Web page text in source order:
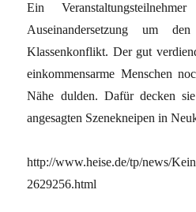
Ein
Auseinandersetzung um
Klassenkonflikt. Der gut
einkommensarme Menschen
Nähe dulden. Dafür decken
angesagten Szenekneipen in
http://www.heise.de/tp/news/
2629256.html